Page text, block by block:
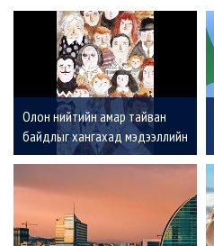
Олон нийтийн амар тайван
байдлыг хангахад мэдээллийн
хэрэгслүүд чухал үүрэгтэй